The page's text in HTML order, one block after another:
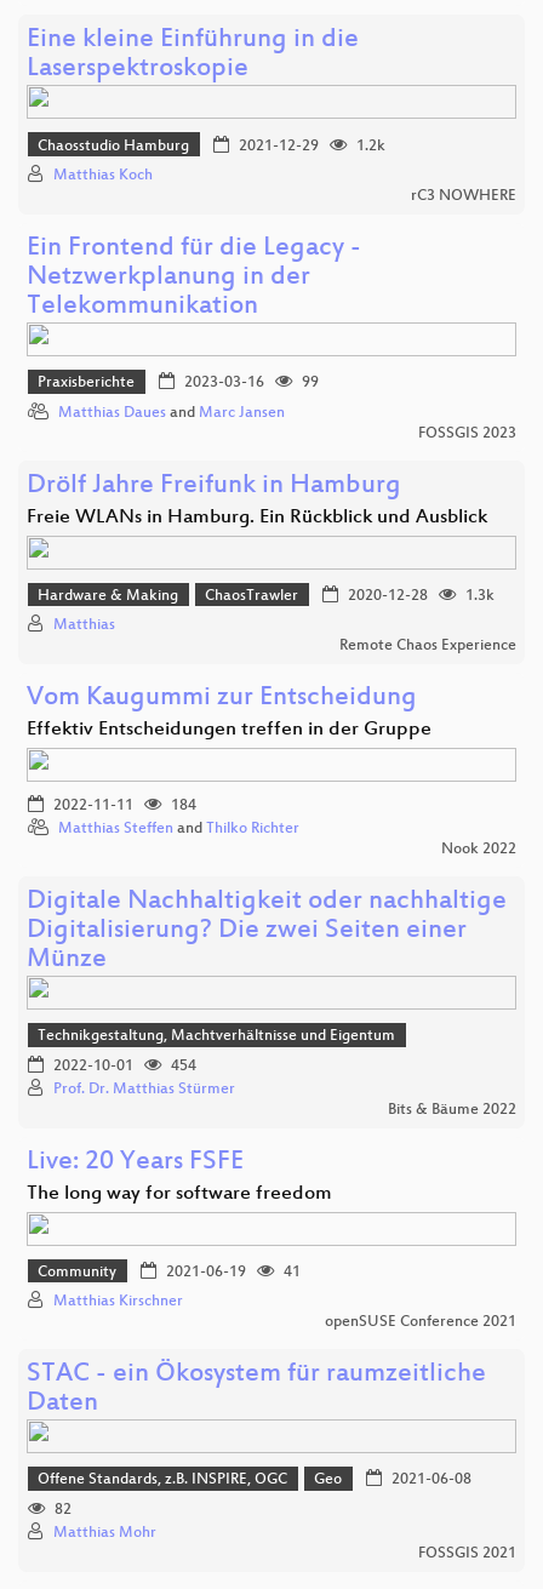
Eine kleine Einführung in die
Laserspektroskopie
Chaosstudio Hamburg 2021-12-29
1.2k
Matthias Koch
rC3 NOWHERE
Ein Frontend für die Legacy -
Netzwerkplanung in der
Telekommunikation
Praxisberichte 2023-03-16
99
Matthias Daues and Marc Jansen
FOSSGIS 2023
Drölf Jahre Freifunk in Hamburg
Freie WLANs in Hamburg. Ein Rückblick und Ausblick
Hardware & Making ChaosTrawler 2020-12-28
1.3k
Matthias
Remote Chaos Experience
Vom Kaugummi zur Entscheidung
Effektiv Entscheidungen treffen in der Gruppe
2022-11-11
184
Matthias Steffen and Thilko Richter
Nook 2022
Digitale Nachhaltigkeit oder nachhaltige
Digitalisierung? Die zwei Seiten einer
Münze
Technikgestaltung, Machtverhältnisse und Eigentum
2022-10-01
454
Prof. Dr. Matthias Stürmer
Bits & Bäume 2022
Live: 20 Years FSFE
The long way for software freedom
Community 2021-06-19
41
Matthias Kirschner
openSUSE Conference 2021
STAC - ein Ökosystem für raumzeitliche
Daten
Offene Standards, z.B. INSPIRE, OGC Geo
2021-06-08
82
Matthias Mohr
FOSSGIS 2021